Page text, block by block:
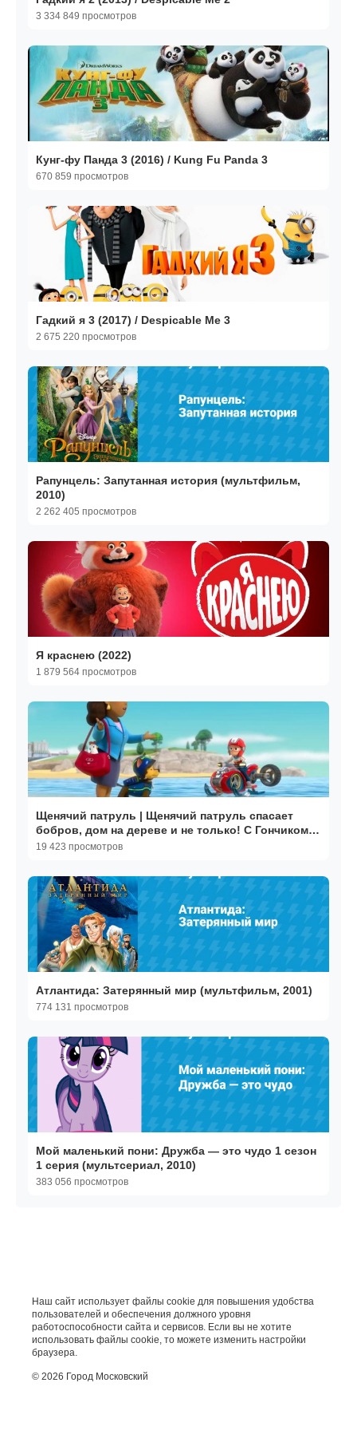
3 334 849 просмотров
Кунг-фу Панда 3 (2016) / Kung Fu Panda 3
670 859 просмотров
Гадкий я 3 (2017) / Despicable Me 3
2 675 220 просмотров
Рапунцель: Запутанная история (мультфильм,
2010)
2 262 405 просмотров
Я краснею (2022)
1 879 564 просмотров
Щенячий патруль | Щенячий патруль спасает
бобров, дом на дереве и не только! С Гончиком |
Nick Jr.
19 423 просмотров
Атлантида: Затерянный мир (мультфильм, 2001)
774 131 просмотров
Мой маленький пони: Дружба — это чудо 1 сезон
1 серия (мультсериал, 2010)
383 056 просмотров
Наш сайт использует файлы cookie для повышения удобства
пользователей и обеспечения должного уровня
работоспособности сайта и сервисов. Если вы не хотите
использовать файлы cookie, то можете изменить настройки
браузера.
© 2026 Город Московский